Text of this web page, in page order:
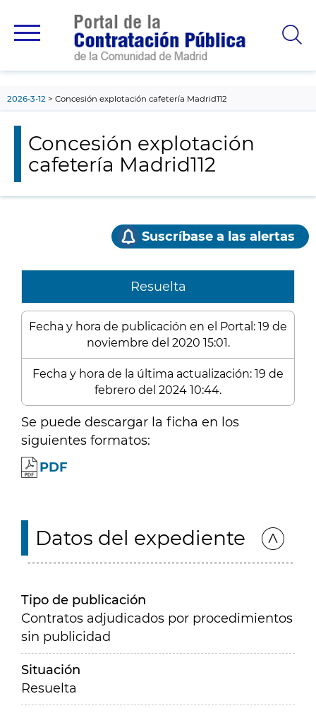
principal
2026-3-12 Concesión explotación cafetería Madrid112
Concesión explotación
cafetería Madrid112
Suscríbase a las alertas
Resuelta
Fecha y hora de publicación en el Portal: 19 de
noviembre del 2020 15:01.
Fecha y hora de la última actualización: 19 de
febrero del 2024 10:44.
Se puede descargar la ficha en los
siguientes formatos:
PDF
Datos del expediente
Tipo de publicación
Contratos adjudicados por procedimientos
sin publicidad
Situación
Resuelta